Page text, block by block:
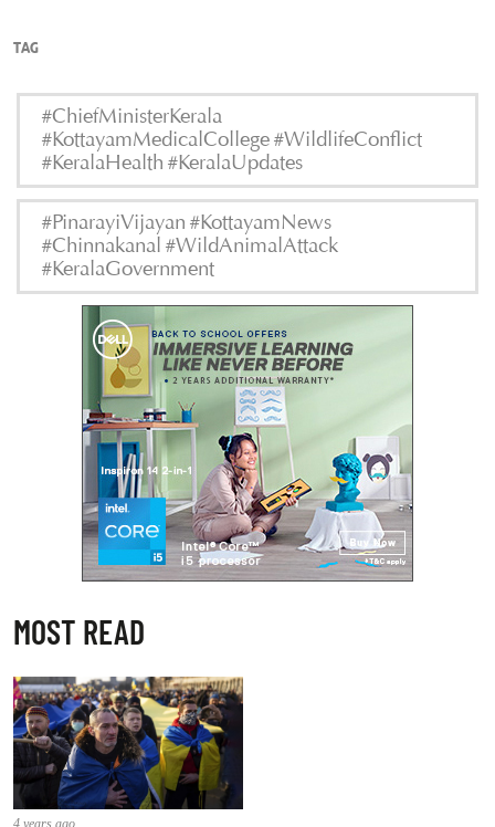
TAG
#ChiefMinisterKerala
#KottayamMedicalCollege #WildlifeConflict
#KeralaHealth #KeralaUpdates
#PinarayiVijayan #KottayamNews
#Chinnakanal #WildAnimalAttack
#KeralaGovernment
MOST READ
4 years ago